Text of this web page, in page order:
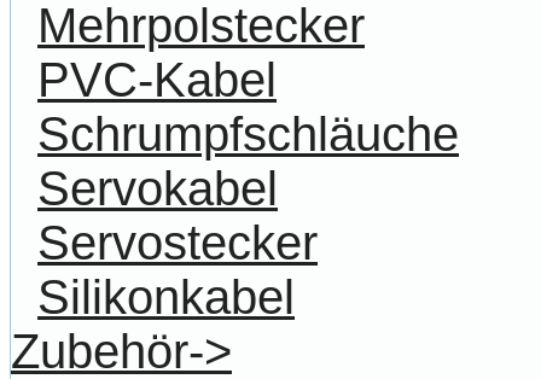
Mehrpolstecker
PVC-Kabel
Schrumpfschläuche
Servokabel
Servostecker
Silikonkabel
Zubehör->